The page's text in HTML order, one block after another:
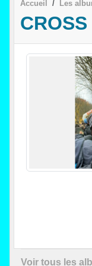
Accueil Les
Voir tous les